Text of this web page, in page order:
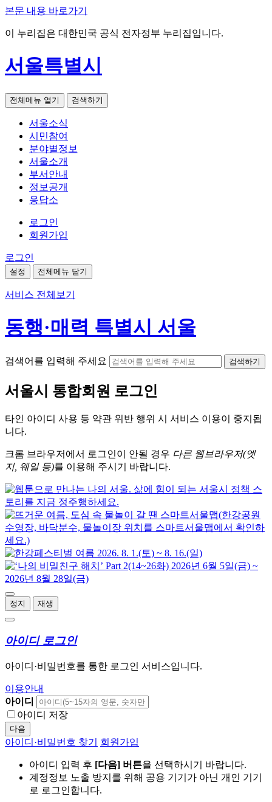
본문 내용 바로가기
이 누리집은 대한민국 공식 전자정부 누리집입니다.
서울특별시
전체메뉴 열기 검색하기
서울소식
시민참여
분야별정보
서울소개
부서안내
정보공개
응답소
로그인
회원가입
로그인
설정 전체메뉴 닫기
서비스 전체보기
동행·매력 특별시 서울
검색어를 입력해 주세요 검색하기
서울시 통합회원 로그인
타인 아이디 사용 등 약관 위반 행위 시 서비스 이용이 중지됩
니다.
크롬 브라우저에서 로그인이 안될 경우 다른 웹브라우저(엣
지, 웨일 등)를 이용해 주시기 바랍니다.
정지 재생
아이디 로그인
아이디·비밀번호를 통한 로그인 서비스입니다.
이용안내
아이디
아이디 저장
다음
아이디·비밀번호 찾기 회원가입
아이디 입력 후 [다음] 버튼을 선택하시기 바랍니다.
계정정보 노출 방지를 위해 공용 기기가 아닌 개인 기기
로 로그인합니다.